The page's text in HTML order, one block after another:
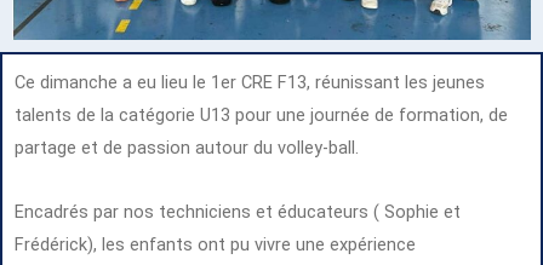
Ce dimanche a eu lieu le 1er CRE F13, réunissant les jeunes
talents de la catégorie U13 pour une journée de formation, de
partage et de passion autour du volley-ball.
Encadrés par nos techniciens et éducateurs ( Sophie et
Frédérick), les enfants ont pu vivre une expérience